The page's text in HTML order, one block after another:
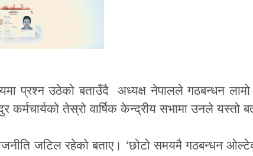
प्रश्न उठेको बताउँदै अध्यक्ष नेपालले गठबन्धन
कर्मचार्यको तेस्रो वार्षिक केन्द्रीय सभामा उनले यस्तो
जटिल रहेको बताए। ‘छोटो समयमै गठबन्धन